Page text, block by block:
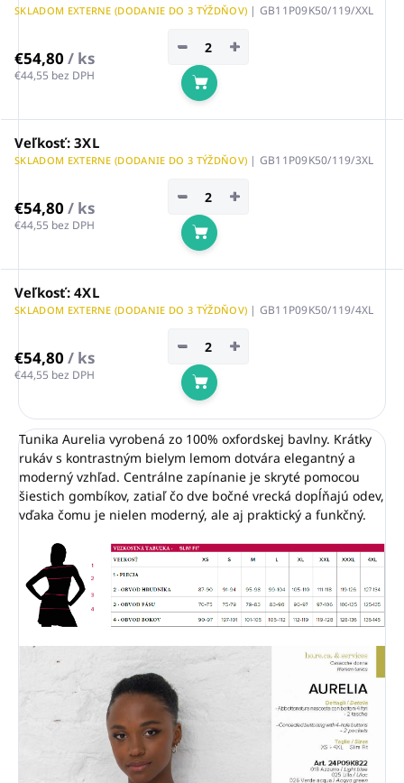
SKLADOM EXTERNE (DODANIE DO 3 TÝŽDŇOV) | GB11P09K50/119/XXL
€54,80 / ks
€44,55 bez DPH
+
−
Do košíka
Veľkosť: 3XL
SKLADOM EXTERNE (DODANIE DO 3 TÝŽDŇOV) | GB11P09K50/119/3XL
€54,80 / ks
€44,55 bez DPH
+
−
Do košíka
Veľkosť: 4XL
SKLADOM EXTERNE (DODANIE DO 3 TÝŽDŇOV) | GB11P09K50/119/4XL
€54,80 / ks
€44,55 bez DPH
+
−
Do košíka
Tunika Aurelia vyrobená zo 100% oxfordskej bavlny. Krátky
rukáv s kontrastným bielym lemom dotvára elegantný a
moderný vzhľad. Centrálne zapínanie je skryté pomocou
šiestich gombíkov, zatiaľ čo dve bočné vrecká dopĺňajú odev,
vďaka čomu je nielen moderný, ale aj praktický a funkčný.